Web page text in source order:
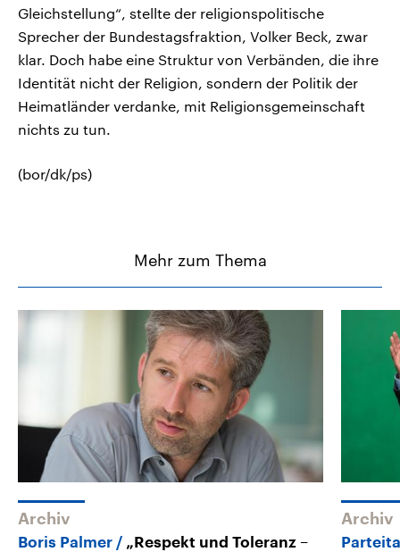
Gleichstellung“, stellte der religionspolitische
Sprecher der Bundestagsfraktion, Volker Beck, zwar
klar. Doch habe eine Struktur von Verbänden, die ihre
Identität nicht der Religion, sondern der Politik der
Heimatländer verdanke, mit Religionsgemeinschaft
nichts zu tun.
(bor/dk/ps)
Mehr zum Thema
Archiv
Boris Palmer
„Respekt und Toleranz –
Archiv